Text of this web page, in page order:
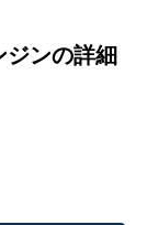
ンの詳細